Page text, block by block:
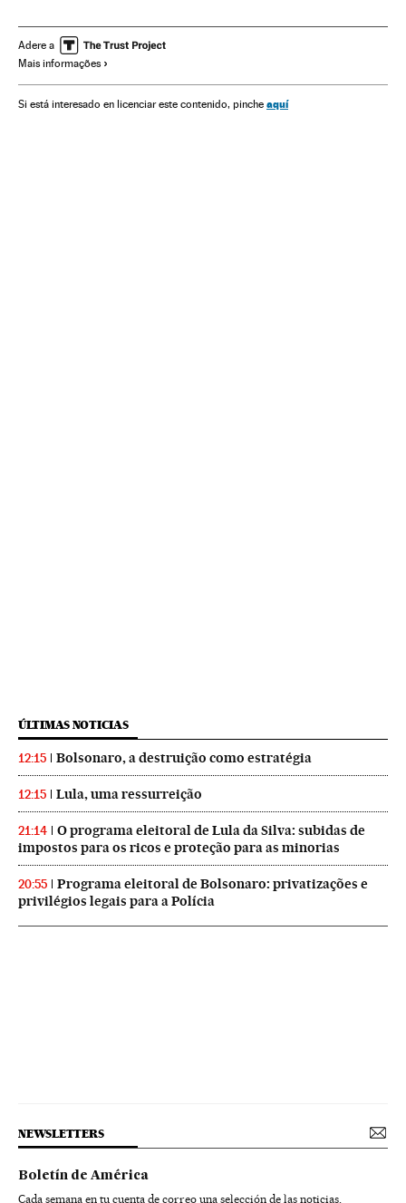
Adere a
Mais informações
Si está interesado en licenciar este contenido, pinche aquí
ÚLTIMAS NOTICIAS
12:15 Bolsonaro, a destruição como estratégia
12:15 Lula, uma ressurreição
21:14
O programa eleitoral de Lula da Silva: subidas de
impostos para os ricos e proteção para as minorias
20:55
Programa eleitoral de Bolsonaro: privatizações e
privilégios legais para a Polícia
NEWSLETTERS
Boletín de América
Cada semana en tu cuenta de correo una selección de las noticias,